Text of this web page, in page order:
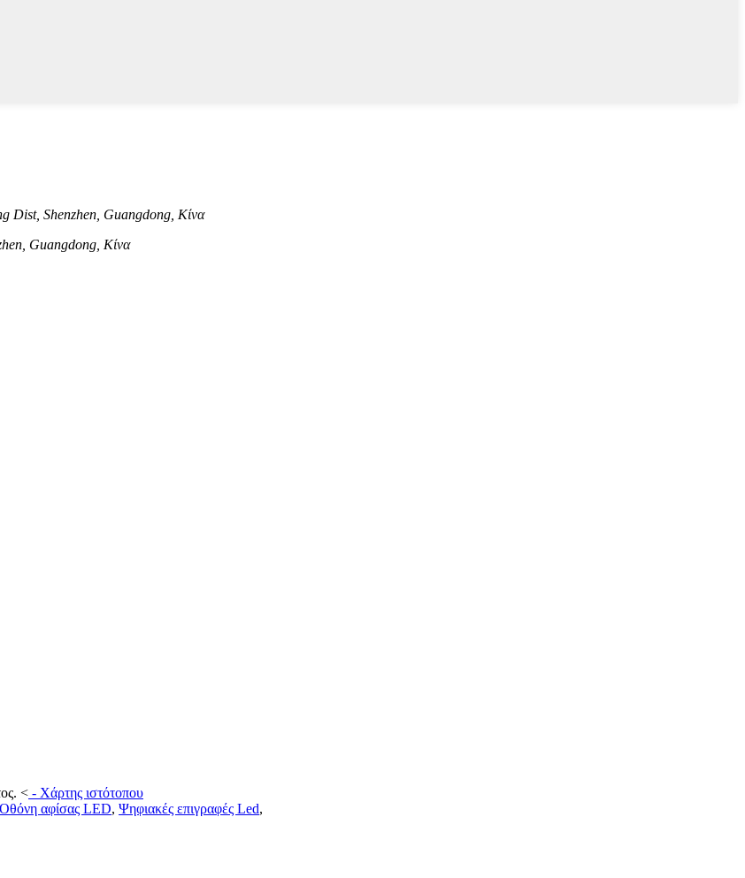
Dist, Shenzhen, Guangdong, Κίνα
Guangdong, Κίνα
< - Χάρτης ιστότοπου
Οθόνη αφίσας LED, Ψηφιακές επιγραφές Led,